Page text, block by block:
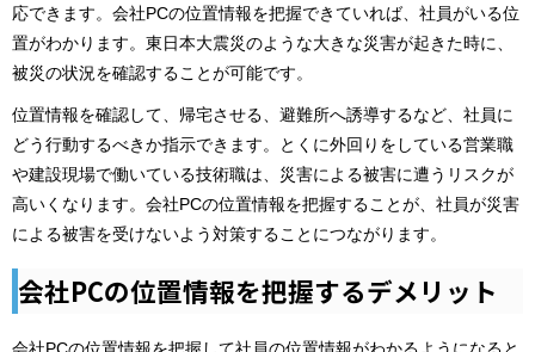
応できます。会社PCの位置情報を把握できていれば、社員がいる位
置がわかります。東日本大震災のような大きな災害が起きた時に、
被災の状況を確認することが可能です。
位置情報を確認して、帰宅させる、避難所へ誘導するなど、社員に
どう行動するべきか指示できます。とくに外回りをしている営業職
や建設現場で働いている技術職は、災害による被害に遭うリスクが
高いくなります。会社PCの位置情報を把握することが、社員が災害
による被害を受けないよう対策することにつながります。
会社PCの位置情報を把握するデメリット
会社PCの位置情報を把握して社員の位置情報がわかるようになると